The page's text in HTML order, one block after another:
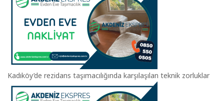
Kadıköy’de rezidans taşımacılığında karşılaşılan teknik zorluklar